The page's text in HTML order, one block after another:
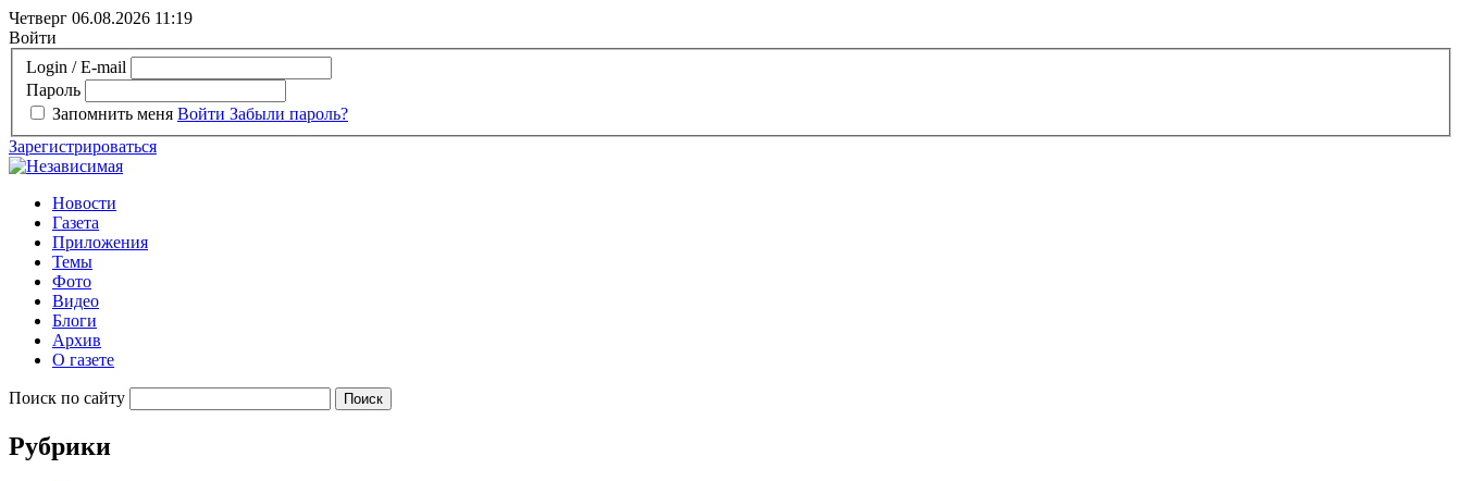
Четверг 06.08.2026 11:19
Войти
Login / E-mail
Пароль
Запомнить меня Войти Забыли пароль?
Зарегистрироваться
Новости
Газета
Приложения
Темы
Фото
Видео
Блоги
Архив
О газете
Поиск по сайту
Рубрики